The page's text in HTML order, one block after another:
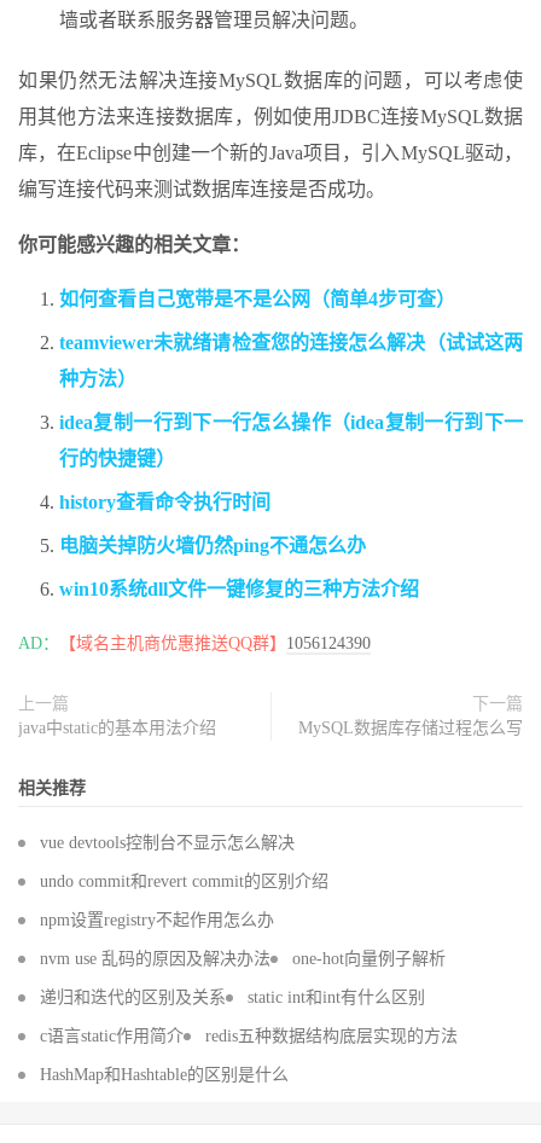
墙或者联系服务器管理员解决问题。
如果仍然无法解决连接MySQL数据库的问题，可以考虑使
用其他方法来连接数据库，例如使用JDBC连接MySQL数据
库，在Eclipse中创建一个新的Java项目，引入MySQL驱动，
编写连接代码来测试数据库连接是否成功。
你可能感兴趣的相关文章：
如何查看自己宽带是不是公网（简单4步可查）
teamviewer未就绪请检查您的连接怎么解决（试试这两
种方法）
idea复制一行到下一行怎么操作（idea复制一行到下一
行的快捷键）
history查看命令执行时间
电脑关掉防火墙仍然ping不通怎么办
win10系统dll文件一键修复的三种方法介绍
AD： 【域名主机商优惠推送QQ群】 1056124390
上一篇
java中static的基本用法介绍
下一篇
MySQL数据库存储过程怎么写
相关推荐
vue devtools控制台不显示怎么解决
undo commit和revert commit的区别介绍
npm设置registry不起作用怎么办
nvm use 乱码的原因及解决办法 one-hot向量例子解析
递归和迭代的区别及关系 static int和int有什么区别
c语言static作用简介 redis五种数据结构底层实现的方法
HashMap和Hashtable的区别是什么